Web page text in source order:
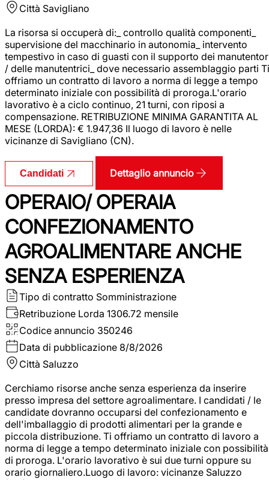
Città Savigliano
La risorsa si occuperà di:_ controllo qualità componenti_
supervisione del macchinario in autonomia_ intervento
tempestivo in caso di guasti con il supporto dei
/ delle manutentrici_ dove necessario assemblaggio parti Ti
offriamo un contratto di lavoro a norma di legge a tempo
determinato iniziale con possibilità di proroga.L'orario
lavorativo è a ciclo continuo, 21 turni, con riposi a
compensazione. RETRIBUZIONE MINIMA GARANTITA AL
MESE (LORDA): € 1.947,36 Il luogo di lavoro è nelle
vicinanze di Savigliano (CN).
Candidati Dettaglio annuncio
OPERAIO/ OPERAIA
CONFEZIONAMENTO
AGROALIMENTARE ANCHE
SENZA ESPERIENZA
Tipo di contratto Somministrazione
Retribuzione Lorda 1306.72 mensile
Codice annuncio 350246
Data di pubblicazione 8/8/2026
Città Saluzzo
Cerchiamo risorse anche senza esperienza da inserire
presso impresa del settore agroalimentare. I candidati / le
candidate dovranno occuparsi del confezionamento e
dell'imballaggio di prodotti alimentari per la grande e
piccola distribuzione. Ti offriamo un contratto di lavoro a
norma di legge a tempo determinato iniziale con possibilità
di proroga. L'orario lavorativo è sui due turni oppure su
orario giornaliero.Luogo di lavoro: vicinanze Saluzzo